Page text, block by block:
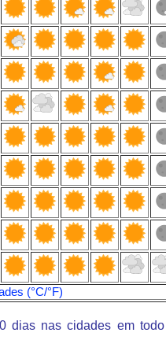
(°C/°F)
dias nas cidades em